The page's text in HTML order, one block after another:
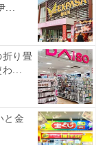
折り畳
...
と金